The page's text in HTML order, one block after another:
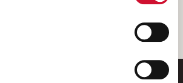
sämtlicher Cookies zu. Sie können
jederzeit widerrufen,
Einstellungen aufrufen und diese